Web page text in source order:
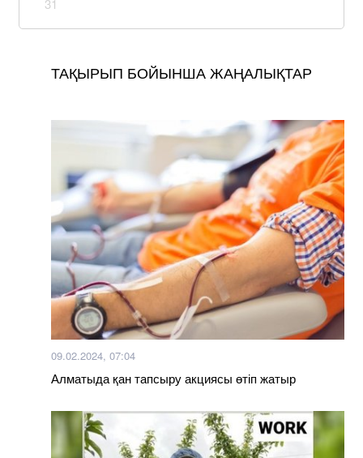
ТАҚЫРЫП БОЙЫНША ЖАҢАЛЫҚТАР
09.02.2024, 07:04
Алматыда қан тапсыру акциясы өтіп жатыр